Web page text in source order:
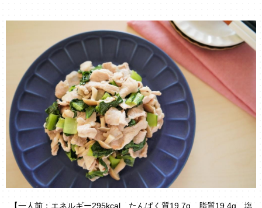
【一人前：エネルギー295kcal たんぱく質19.7g 脂質19.4g 塩